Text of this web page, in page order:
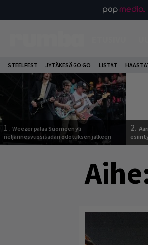
STEELFEST JYTÄKESÄ GO GO LISTAT
1. Weezer palaa Suomeen yli
neljännesvuosisadan odotuksen jälkeen
2.